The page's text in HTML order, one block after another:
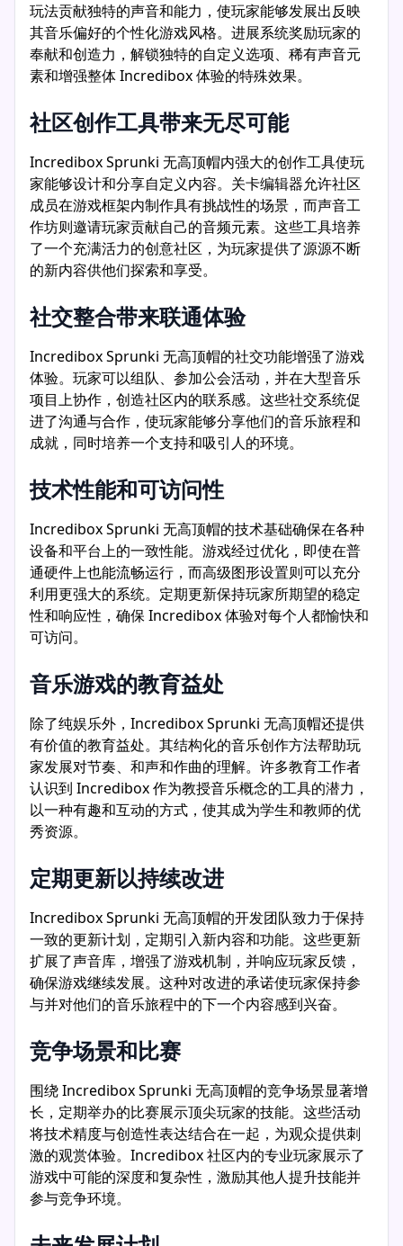
玩法贡献独特的声音和能力，使玩家能够发展出反映
其音乐偏好的个性化游戏风格。进展系统奖励玩家的
奉献和创造力，解锁独特的自定义选项、稀有声音元
素和增强整体 Incredibox 体验的特殊效果。
社区创作工具带来无尽可能
Incredibox Sprunki 无高顶帽内强大的创作工具使玩
家能够设计和分享自定义内容。关卡编辑器允许社区
成员在游戏框架内制作具有挑战性的场景，而声音工
作坊则邀请玩家贡献自己的音频元素。这些工具培养
了一个充满活力的创意社区，为玩家提供了源源不断
的新内容供他们探索和享受。
社交整合带来联通体验
Incredibox Sprunki 无高顶帽的社交功能增强了游戏
体验。玩家可以组队、参加公会活动，并在大型音乐
项目上协作，创造社区内的联系感。这些社交系统促
进了沟通与合作，使玩家能够分享他们的音乐旅程和
成就，同时培养一个支持和吸引人的环境。
技术性能和可访问性
Incredibox Sprunki 无高顶帽的技术基础确保在各种
设备和平台上的一致性能。游戏经过优化，即使在普
通硬件上也能流畅运行，而高级图形设置则可以充分
利用更强大的系统。定期更新保持玩家所期望的稳定
性和响应性，确保 Incredibox 体验对每个人都愉快和
可访问。
音乐游戏的教育益处
除了纯娱乐外，Incredibox Sprunki 无高顶帽还提供
有价值的教育益处。其结构化的音乐创作方法帮助玩
家发展对节奏、和声和作曲的理解。许多教育工作者
认识到 Incredibox 作为教授音乐概念的工具的潜力，
以一种有趣和互动的方式，使其成为学生和教师的优
秀资源。
定期更新以持续改进
Incredibox Sprunki 无高顶帽的开发团队致力于保持
一致的更新计划，定期引入新内容和功能。这些更新
扩展了声音库，增强了游戏机制，并响应玩家反馈，
确保游戏继续发展。这种对改进的承诺使玩家保持参
与并对他们的音乐旅程中的下一个内容感到兴奋。
竞争场景和比赛
围绕 Incredibox Sprunki 无高顶帽的竞争场景显著增
长，定期举办的比赛展示顶尖玩家的技能。这些活动
将技术精度与创造性表达结合在一起，为观众提供刺
激的观赏体验。Incredibox 社区内的专业玩家展示了
游戏中可能的深度和复杂性，激励其他人提升技能并
参与竞争环境。